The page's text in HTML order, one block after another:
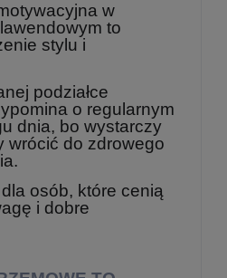
w
to
stylu i
podziałce
o regularnym
dnia, bo wystarczy
wrócić do zdrowego
osób, które cenią
i dobre